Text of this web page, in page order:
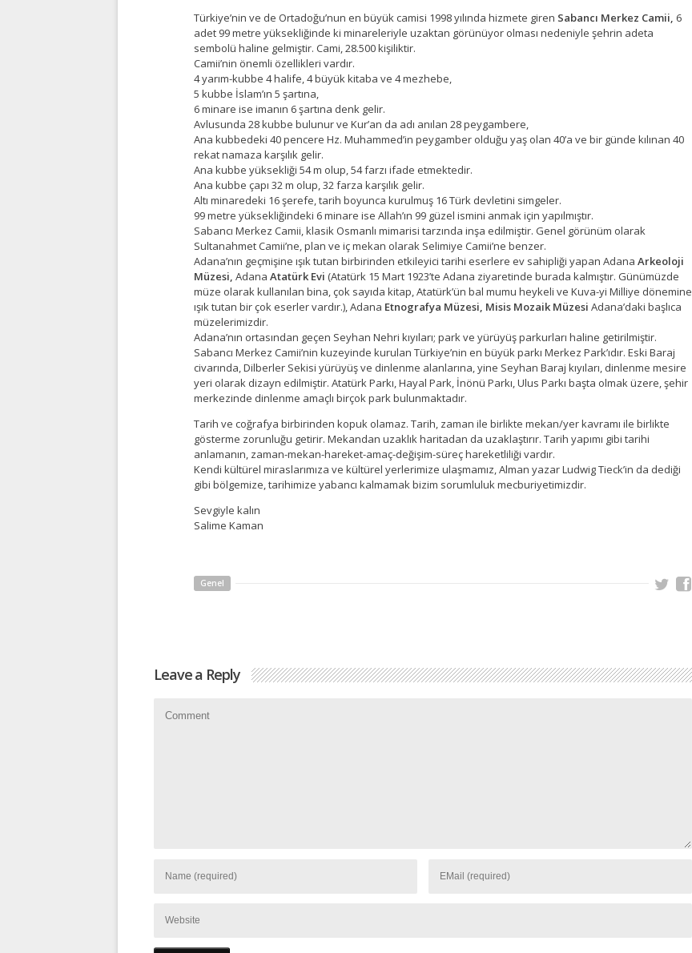
Türkiye’nin ve de Ortadoğu’nun en büyük camisi 1998 yılında hizmete giren Sabancı Merkez Camii, 6
adet 99 metre yüksekliğinde ki minareleriyle uzaktan görünüyor olması nedeniyle şehrin adeta
sembolü haline gelmiştir. Cami, 28.500 kişiliktir.
Camii’nin önemli özellikleri vardır.
4 yarım-kubbe 4 halife, 4 büyük kitaba ve 4 mezhebe,
5 kubbe İslam’ın 5 şartına,
6 minare ise imanın 6 şartına denk gelir.
Avlusunda 28 kubbe bulunur ve Kur’an da adı anılan 28 peygambere,
Ana kubbedeki 40 pencere Hz. Muhammed’in peygamber olduğu yaş olan 40’a ve bir günde kılınan 40
rekat namaza karşılık gelir.
Ana kubbe yüksekliği 54 m olup, 54 farzı ifade etmektedir.
Ana kubbe çapı 32 m olup, 32 farza karşılık gelir.
Altı minaredeki 16 şerefe, tarih boyunca kurulmuş 16 Türk devletini simgeler.
99 metre yüksekliğindeki 6 minare ise Allah’ın 99 güzel ismini anmak için yapılmıştır.
Sabancı Merkez Camii, klasik Osmanlı mimarisi tarzında inşa edilmiştir. Genel görünüm olarak
Sultanahmet Camii’ne, plan ve iç mekan olarak Selimiye Camii’ne benzer.
Adana’nın geçmişine ışık tutan birbirinden etkileyici tarihi eserlere ev sahipliği yapan Adana Arkeoloji
Müzesi, Adana Atatürk Evi (Atatürk 15 Mart 1923’te Adana ziyaretinde burada kalmıştır. Günümüzde
müze olarak kullanılan bina, çok sayıda kitap, Atatürk’ün bal mumu heykeli ve Kuva-yi Milliye dönemine
ışık tutan bir çok eserler vardır.), Adana Etnografya Müzesi, Misis Mozaik Müzesi Adana’daki başlıca
müzelerimizdir.
Adana’nın ortasından geçen Seyhan Nehri kıyıları; park ve yürüyüş parkurları haline getirilmiştir.
Sabancı Merkez Camii’nin kuzeyinde kurulan Türkiye’nin en büyük parkı Merkez Park’ıdır. Eski Baraj
civarında, Dilberler Sekisi yürüyüş ve dinlenme alanlarına, yine Seyhan Baraj kıyıları, dinlenme mesire
yeri olarak dizayn edilmiştir. Atatürk Parkı, Hayal Park, İnönü Parkı, Ulus Parkı başta olmak üzere, şehir
merkezinde dinlenme amaçlı birçok park bulunmaktadır.
Tarih ve coğrafya birbirinden kopuk olamaz. Tarih, zaman ile birlikte mekan/yer kavramı ile birlikte
gösterme zorunluğu getirir. Mekandan uzaklık haritadan da uzaklaştırır. Tarih yapımı gibi tarihi
anlamanın, zaman-mekan-hareket-amaç-değişim-süreç hareketliliği vardır.
Kendi kültürel miraslarımıza ve kültürel yerlerimize ulaşmamız, Alman yazar Ludwig Tieck’in da dediği
gibi bölgemize, tarihimize yabancı kalmamak bizim sorumluluk mecburiyetimizdir.
Sevgiyle kalın
Salime Kaman
Genel
Leave a Reply